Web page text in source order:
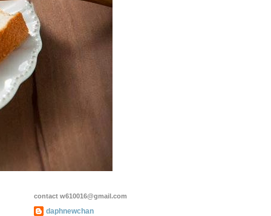
contact w610016@gmail.com
daphnewchan